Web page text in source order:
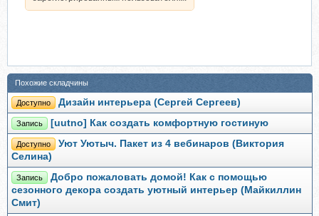
Похожие складчины
Доступно Дизайн интерьера (Сергей Сергеев)
Запись [uutno] Как создать комфортную гостиную
Доступно
Уют Уютыч. Пакет из 4 вебинаров (Виктория
Селина)
Запись
Добро пожаловать домой! Как с помощью
сезонного декора создать уютный интерьер (Майкиллин
Смит)